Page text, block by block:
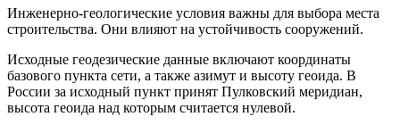
Инженерно-геологические условия важны для выбора места
строительства. Они влияют на устойчивость сооружений.
Исходные геодезические данные включают координаты
базового пункта сети, а также азимут и высоту геоида. В
России за исходный пункт принят Пулковский меридиан,
высота геоида над которым считается нулевой.